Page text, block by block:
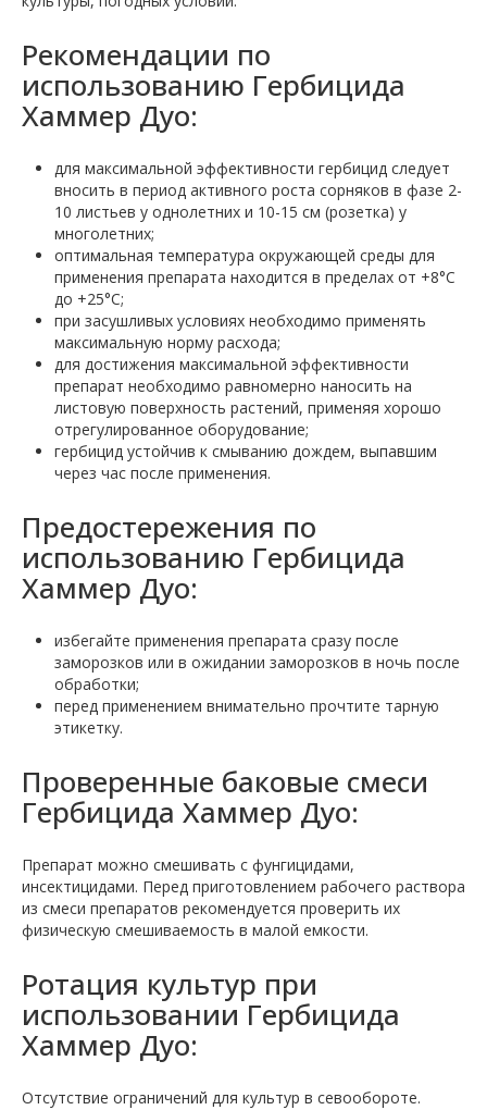
Рекомендации по
использованию Гербицида
Хаммер Дуо:
для максимальной эффективности гербицид следует
вносить в период активного роста сорняков в фазе 2-
10 листьев у однолетних и 10-15 см (розетка) у
многолетних;
оптимальная температура окружающей среды для
применения препарата находится в пределах от +8°C
до +25°C;
при засушливых условиях необходимо применять
максимальную норму расхода;
для достижения максимальной эффективности
препарат необходимо равномерно наносить на
листовую поверхность растений, применяя хорошо
отрегулированное оборудование;
гербицид устойчив к смыванию дождем, выпавшим
через час после применения.
Предостережения по
использованию Гербицида
Хаммер Дуо:
избегайте применения препарата сразу после
заморозков или в ожидании заморозков в ночь после
обработки;
перед применением внимательно прочтите тарную
этикетку.
Проверенные баковые смеси
Гербицида Хаммер Дуо:
Препарат можно смешивать с фунгицидами,
инсектицидами. Перед приготовлением рабочего раствора
из смеси препаратов рекомендуется проверить их
физическую смешиваемость в малой емкости.
Ротация культур при
использовании Гербицида
Хаммер Дуо:
Отсутствие ограничений для культур в севообороте.